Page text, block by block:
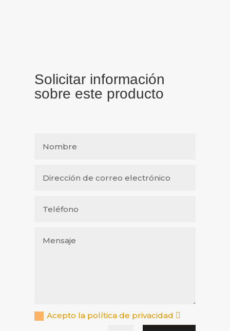
Solicitar información
sobre este producto
Acepto la política de privacidad